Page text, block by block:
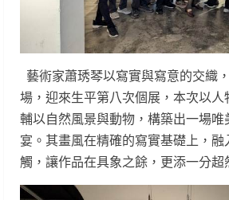
藝術家蕭琇琴以寫實與寫意的交織
場，​迎來生平第八次個展，本次以人
輔以自然風景與動物，構築出一場唯
宴。其畫風在精確的寫實基礎上，
觸，讓作品在具象之餘，更添一分超